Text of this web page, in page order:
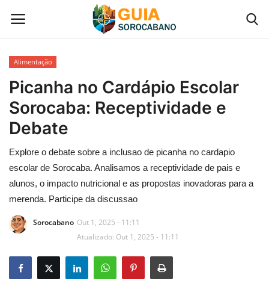
Início
Contato
Galeria de Fotos
Categoria
Alimentação
Picanha no Cardápio Escolar
Sorocaba: Receptividade e
Debate
Explore o debate sobre a inclusao de picanha no cardapio
escolar de Sorocaba. Analisamos a receptividade de pais e
alunos, o impacto nutricional e as propostas inovadoras para a
merenda. Participe da discussao
Sorocabano Out 1, 2025 - 11:11
Atualizado: Out 1, 2025 - 11:11